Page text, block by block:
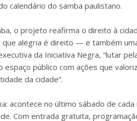
calendário do samba paulistano.
o projeto reafirma o direito à
alegria é direito — e também
da Iniciativa Negra, “lutar
público com ações que
da cidade”.
acontece no último sábado de
Com entrada gratuita,